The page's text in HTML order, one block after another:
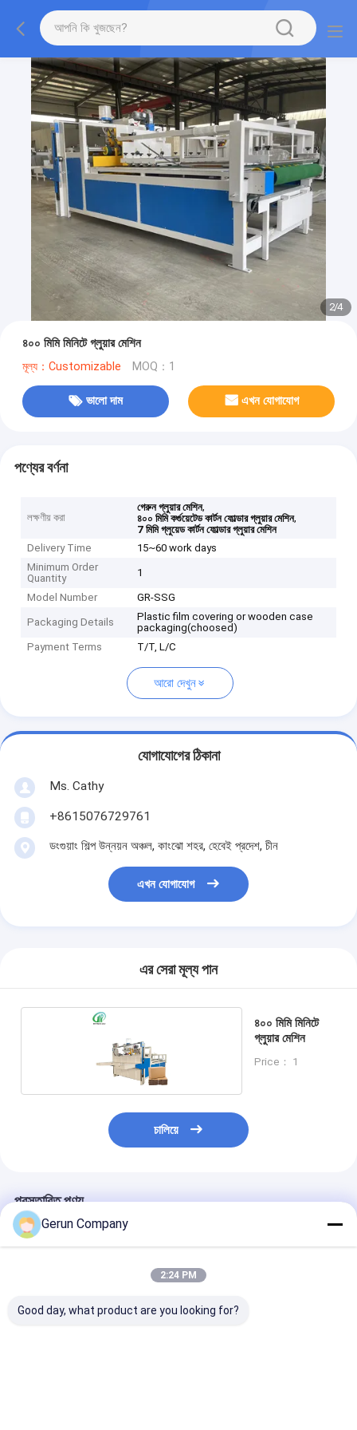
2/4
৪০০ মিমি মিনিটে গ্লুয়ার মেশিন
মূল্য：Customizable MOQ：1
ভালো দাম এখন যোগাযোগ
পণ্যের বর্ণনা
লক্ষণীয় করা
গেরুন গ্লুয়ার মেশিন,
৪০০ মিমি কর্গুয়েটেড কার্টন ফোল্ডার গ্লুয়ার মেশিন,
7 মিমি গ্লুয়েড কার্টন ফোল্ডার গ্লুয়ার মেশিন
Delivery Time
15~60 work days
Minimum Order
Quantity
1
Model Number GR-SSG
Packaging Details
Plastic film covering or wooden case
packaging(choosed)
Payment Terms
T/T, L/C
আরো দেখুন
যোগাযোগের ঠিকানা
Ms. Cathy
+8615076729761
ডংগুয়াং শিল্প উন্নয়ন অঞ্চল, কাংঝো শহর, হেবেই প্রদেশ, চীন
এখন যোগাযোগ
এর সেরা মূল্য পান
৪০০ মিমি মিনিটে
গ্লুয়ার মেশিন
Price： 1
চালিয়ে
প্রস্তাবিত পণ্য
Gerun Company
2:24 PM
Good day, what product are you looking for?